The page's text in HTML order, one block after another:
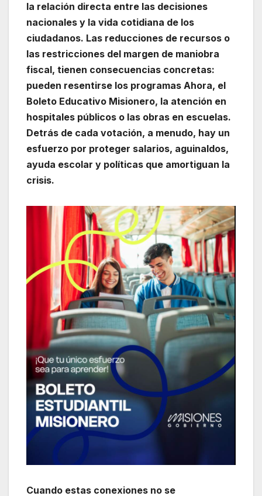
la relación directa entre las decisiones
nacionales y la vida cotidiana de los
ciudadanos. Las reducciones de recursos o
las restricciones del margen de maniobra
fiscal, tienen consecuencias concretas:
pueden resentirse los programas Ahora, el
Boleto Educativo Misionero, la atención en
hospitales públicos o las obras en escuelas.
Detrás de cada votación, a menudo, hay un
esfuerzo por proteger salarios, aguinaldos,
ayuda escolar y políticas que amortiguan la
crisis.
Cuando estas conexiones no se